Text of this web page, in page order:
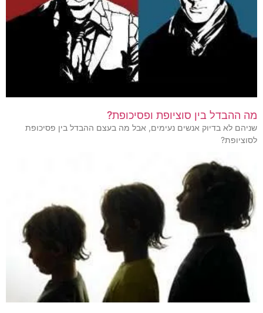
מה ההבדל בין סוציופת ופסיכופת?
שניהם לא בדיוק אנשים נעימים, אבל מה בעצם ההבדל בין פסיכופת
לסוציופת?